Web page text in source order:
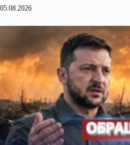
05.08.2026